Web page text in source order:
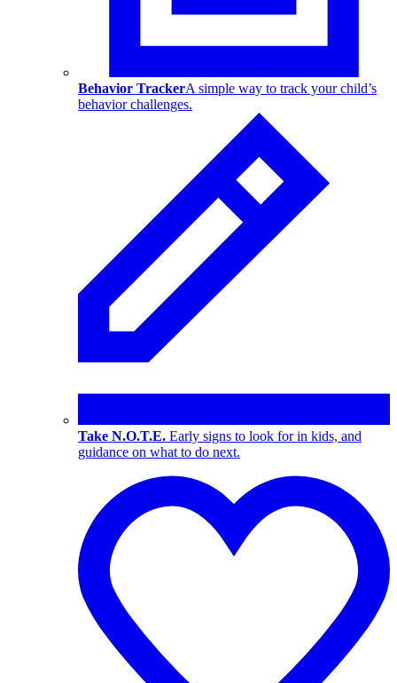
Behavior TrackerA simple way to track your child’s
behavior challenges.
Take N.O.T.E. Early signs to look for in kids, and
guidance on what to do next.